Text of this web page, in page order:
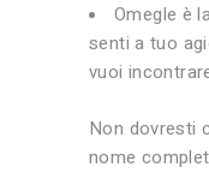
Omegle è
senti a tuo
vuoi
Non dovresti
nome